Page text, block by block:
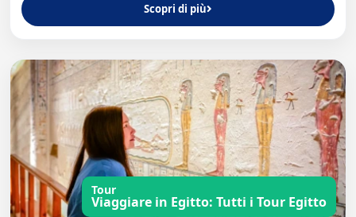
Scopri di più
Tour
Viaggiare in Egitto: Tutti i Tour Egitto